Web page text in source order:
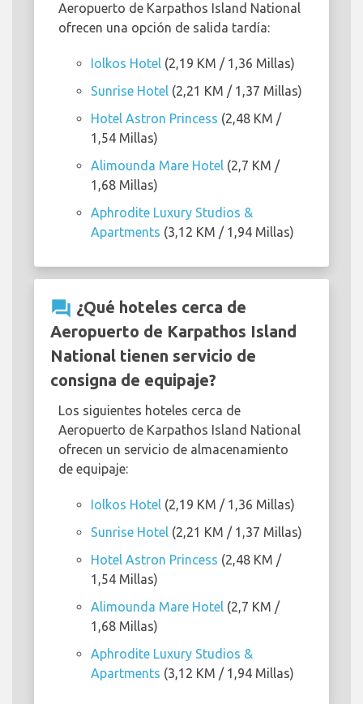
Aeropuerto de Karpathos Island National
ofrecen una opción de salida tardía:
Iolkos Hotel (2,19 KM / 1,36 Millas)
Sunrise Hotel (2,21 KM / 1,37 Millas)
Hotel Astron Princess (2,48 KM /
1,54 Millas)
Alimounda Mare Hotel (2,7 KM /
1,68 Millas)
Aphrodite Luxury Studios &
Apartments (3,12 KM / 1,94 Millas)
question_answer ¿Qué hoteles cerca de
Aeropuerto de Karpathos Island
National tienen servicio de
consigna de equipaje?
Los siguientes hoteles cerca de
Aeropuerto de Karpathos Island National
ofrecen un servicio de almacenamiento
de equipaje:
Iolkos Hotel (2,19 KM / 1,36 Millas)
Sunrise Hotel (2,21 KM / 1,37 Millas)
Hotel Astron Princess (2,48 KM /
1,54 Millas)
Alimounda Mare Hotel (2,7 KM /
1,68 Millas)
Aphrodite Luxury Studios &
Apartments (3,12 KM / 1,94 Millas)